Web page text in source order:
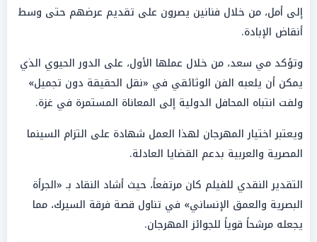
إلى أمل، من خلال فنانين يصرون على تقديم عرضهم حتى وسط
أنقاض الإبادة.
وتؤكد مي سعد، من خلال عملها الأول، على الدور الحيوي الذي
يمكن أن يلعبه الفن الوثائقي في «نقل الحقيقة دون تجميل»
ولفت انتباه المحافل الدولية إلى المعاناة المستمرة في غزة.
ويعتبر اختيار المهرجان لهذا العمل شهادة على التزام السينما
المصرية والعربية بدعم القضايا العادلة.
التقدير النقدي للفيلم كان مرتفعاً، حيث أشاد النقاد بـ «الجرأة
البصرية والعمق الإنساني» في تناول قصة فرقة السيرك، مما
يجعله مرشحاً قوياً للجوائز المهرجان.